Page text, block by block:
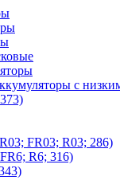
с
FR03; R03; 286)
R6; 316)